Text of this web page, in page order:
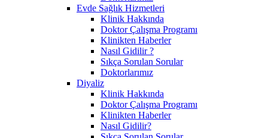
Evde Sağlık Hizmetleri
Klinik Hakkında
Doktor Çalışma Programı
Klinikten Haberler
Nasıl Gidilir ?
Sıkça Sorulan Sorular
Doktorlarımız
Diyaliz
Klinik Hakkında
Doktor Çalışma Programı
Klinikten Haberler
Nasıl Gidilir?